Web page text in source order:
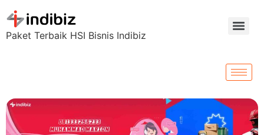
Paket Terbaik HSI Bisnis Indibiz